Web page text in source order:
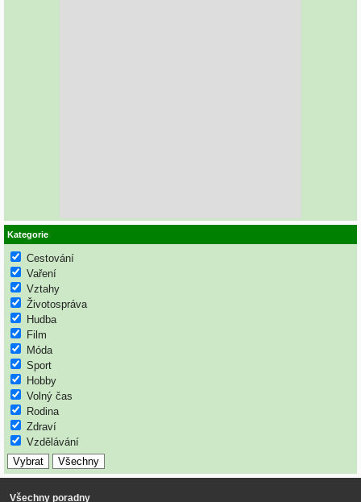
Kategorie
Cestování
Vaření
Vztahy
Životospráva
Hudba
Film
Móda
Sport
Hobby
Volný čas
Rodina
Zdraví
Vzdělávání
Všechny poradny